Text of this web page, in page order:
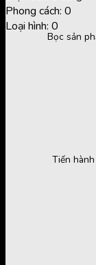
Phong cách: 0
Loại hình: 0
Bọc sản
Tiến